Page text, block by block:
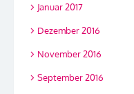
Januar 2017
Dezember 2016
November 2016
September 2016